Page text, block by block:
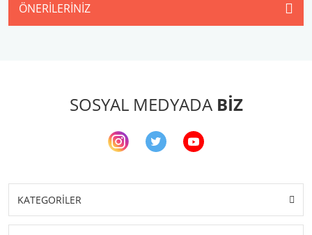
ÖNERILERINIZ
SOSYAL MEDYADA BİZ
KATEGORİLER